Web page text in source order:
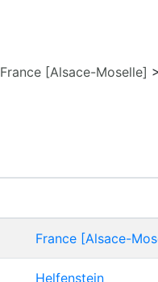
France [Alsace-Moselle] >
France [Alsace-
Helfenstein